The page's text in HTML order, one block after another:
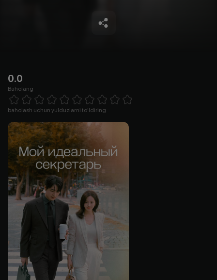
0.0
Baholang
1 Star 2 Stars 3 Stars 4 Stars5 Stars 6 Stars7 Stars8 Stars
baholash uchun yulduzlarni to'ldiring